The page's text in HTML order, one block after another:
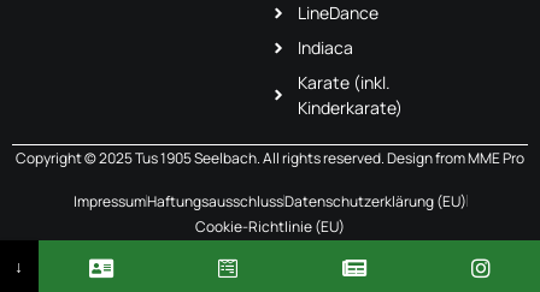
LineDance
Indiaca
Karate (inkl.
Kinderkarate)
Copyright © 2025 Tus 1905 Seelbach. All rights reserved. Design fromMME Pro
ImpressumHaftungsausschlussDatenschutzerklärung (EU)
Cookie-Richtlinie (EU)
↓